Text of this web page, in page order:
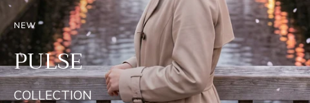
NEW
PULSE
COLLECTION